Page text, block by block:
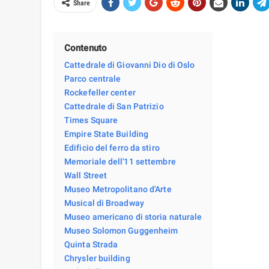
Share
Contenuto
Cattedrale di Giovanni Dio di Oslo
Parco centrale
Rockefeller center
Cattedrale di San Patrizio
Times Square
Empire State Building
Edificio del ferro da stiro
Memoriale dell'11 settembre
Wall Street
Museo Metropolitano d'Arte
Musical di Broadway
Museo americano di storia naturale
Museo Solomon Guggenheim
Quinta Strada
Chrysler building